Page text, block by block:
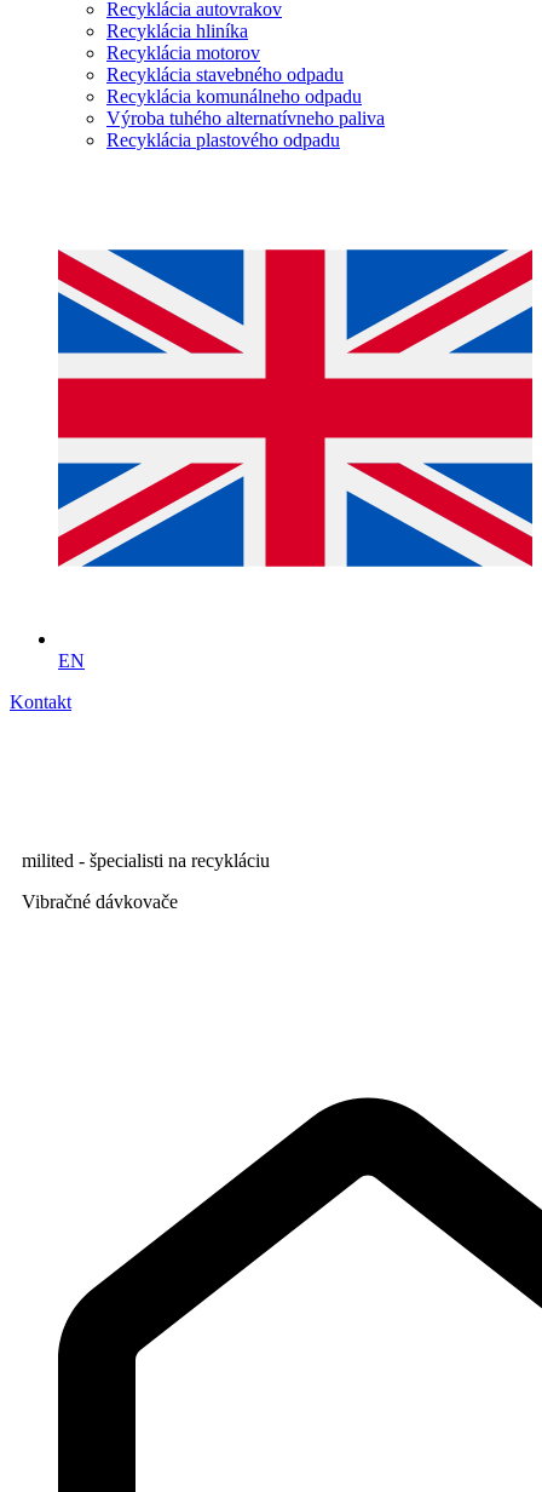
Recyklácia autovrakov
Recyklácia hliníka
Recyklácia motorov
Recyklácia stavebného odpadu
Recyklácia komunálneho odpadu
Výroba tuhého alternatívneho paliva
Recyklácia plastového odpadu
EN
Kontakt
milited - špecialisti na recykláciu
Vibračné dávkovače